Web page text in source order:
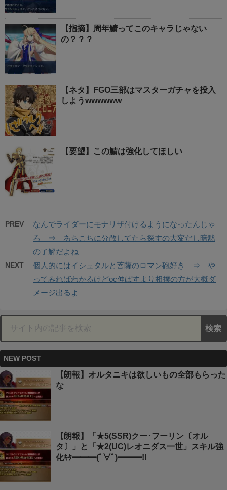
【指摘】周年鯖ってこのキャラじゃない
の？？？
【ネタ】FGO三部はマスターガチャを投入
しようwwwwww
【要望】この鯖は強化してほしい
PREV
なんでライダーにモナリザ付けるようになったんじゃ
ろ ⇒ あちこちに分散してたら探すの大変だし暗黙
の了解だよね
NEXT
個人的にはイシュタルと菩薩のロマン砲好き ⇒ や
ってみればわかるけどoc伸ばすより相撲の方が大概ダ
メージ出るよ
NEW POST
【朗報】オルタニキは欲しいもの全部もらった
な
【朗報】「★5(SSR)クー･フーリン〔オル
タ〕」と「★2(UC)レオニダス一世」スキル強
化ｷﾀ━━━(ﾟ∀ﾟ)━━━!!